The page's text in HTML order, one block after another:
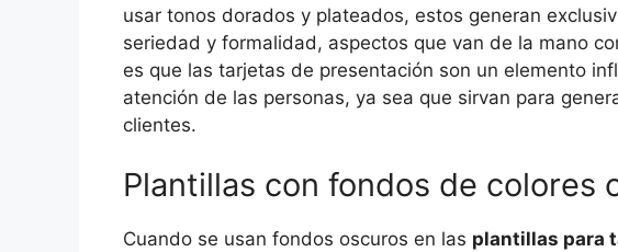
usar tonos dorados y plateados, estos generan
seriedad y formalidad, aspectos que van de la mano
es que las tarjetas de presentación son un elemento
atención de las personas, ya sea que sirvan para
clientes.
Plantillas con fondos de colores
Cuando se usan fondos oscuros en las plantillas para